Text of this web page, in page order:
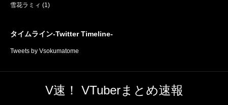
雪花ラミィ (1)
タイムライン-Twitter Timeline-
Tweets by Vsokumatome
V速！ VTuberまとめ速報